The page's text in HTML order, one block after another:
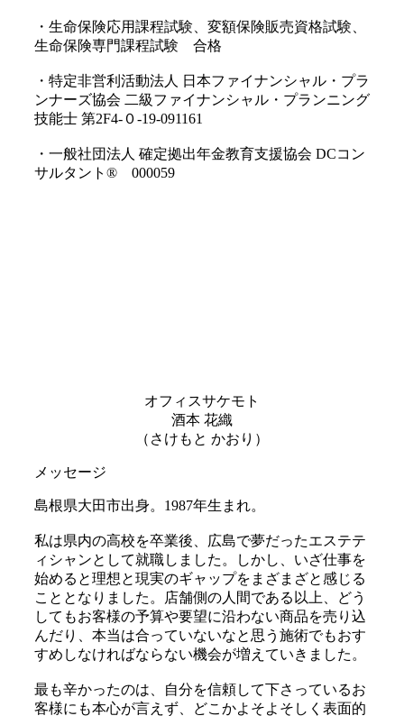
・生命保険応用課程試験、変額保険販売資格試験、
生命保険専門課程試験 合格
・特定非営利活動法人 日本ファイナンシャル・プラ
ンナーズ協会 二級ファイナンシャル・プランニング
技能士 第2F4-０-19-091161
・一般社団法人 確定拠出年金教育支援協会 DCコン
サルタント® 000059
オフィスサケモト
酒本 花織
（さけもと かおり）
メッセージ
島根県大田市出身。1987年生まれ。
私は県内の高校を卒業後、広島で夢だったエステテ
ィシャンとして就職しました。しかし、いざ仕事を
始めると理想と現実のギャップをまざまざと感じる
こととなりました。店舗側の人間である以上、どう
してもお客様の予算や要望に沿わない商品を売り込
んだり、本当は合っていないなと思う施術でもおす
すめしなければならない機会が増えていきました。
最も辛かったのは、自分を信頼して下さっているお
客様にも本心が言えず、どこかよそよそしく表面的